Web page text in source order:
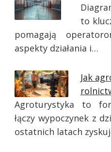
to
pomagają
aspekty działania i…
Jak
Agroturystyka to
łączy wypoczynek z
ostatnich latach